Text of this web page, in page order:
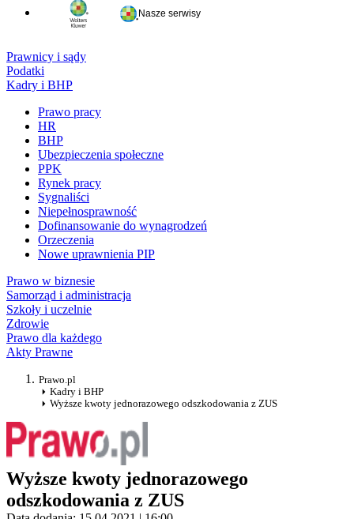
Nasze serwisy
Prawnicy i sądy
Podatki
Kadry i BHP
Prawo pracy
HR
BHP
Ubezpieczenia społeczne
PPK
Rynek pracy
Sygnaliści
Niepełnosprawność
Dofinansowanie do wynagrodzeń
Orzeczenia
Nowe uprawnienia PIP
Prawo w biznesie
Samorząd i administracja
Szkoły i uczelnie
Zdrowie
Prawo dla każdego
Akty Prawne
Prawo.pl
Kadry i BHP
Wyższe kwoty jednorazowego odszkodowania z ZUS
Wyższe kwoty jednorazowego
odszkodowania z ZUS